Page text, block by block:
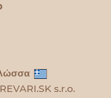
s.r.o.